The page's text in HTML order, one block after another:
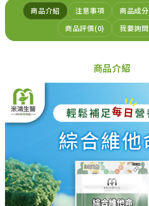
商品介紹 注意事項 商品成分
商品評價 0 我要詢問
商品介紹